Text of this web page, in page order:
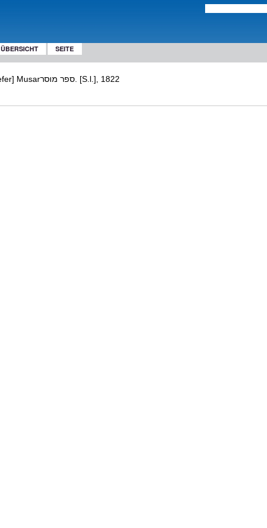
ÜBERSICHT SEITE
Ms. hebr. oct. 95 - [Sefer] Musarספר מוסר. [S.l.], 1822